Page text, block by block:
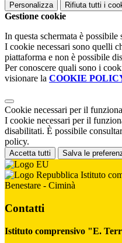
Personalizza Rifiuta tutti i
Gestione cookie
In questa schermata è
I cookie necessari sono quelli
piattaforma e non è possibile
Per conoscere quali sono i
visionare la COOKIE
Cookie necessari per il
I cookie necessari per il
disabilitati. È possibile
policy.
Accetta tutti Salva le
Istituto
Benestare - Ciminà
Contatti
Istituto comprensivo "E.